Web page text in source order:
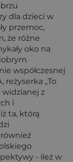
dla dzieci w
przemoc,
że różne
oko na
współczesnej
reżyserka „To
widzianej z
i
ta, którą
- ileż w